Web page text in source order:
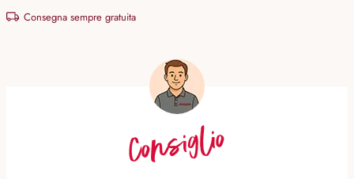
Consegna sempre gratuita
Consiglio